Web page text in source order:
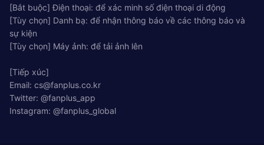
[Bắt buộc] Điện thoại: để xác minh số điện thoại di động
[Tùy chọn] Danh bạ: để nhận thông báo về các thông báo và
sự kiện
[Tùy chọn] Máy ảnh: để tải ảnh lên
[Tiếp xúc]
Email: cs@fanplus.co.kr
Twitter: @fanplus_app
Instagram: @fanplus_global